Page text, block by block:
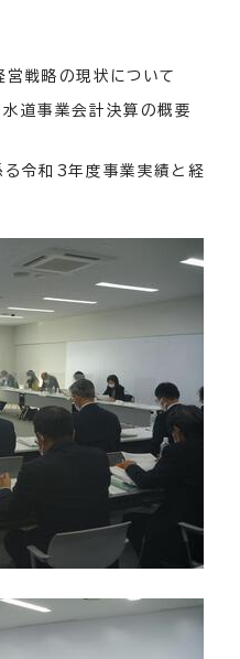
戦略の現状について
道事業会計決算の概要
る令和3年度事業実績と経